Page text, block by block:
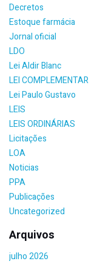
Decretos
Estoque farmácia
Jornal oficial
LDO
Lei Aldir Blanc
LEI COMPLEMENTAR
Lei Paulo Gustavo
LEIS
LEIS ORDINÁRIAS
Licitações
LOA
Noticias
PPA
Publicações
Uncategorized
Arquivos
julho 2026